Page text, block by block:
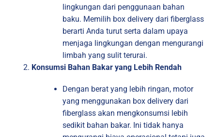
lingkungan dari penggunaan bahan
baku. Memilih box delivery dari fiberglass
berarti Anda turut serta dalam upaya
menjaga lingkungan dengan mengurangi
limbah yang sulit terurai.
Konsumsi Bahan Bakar yang Lebih Rendah
Dengan berat yang lebih ringan, motor
yang menggunakan box delivery dari
fiberglass akan mengkonsumsi lebih
sedikit bahan bakar. Ini tidak hanya